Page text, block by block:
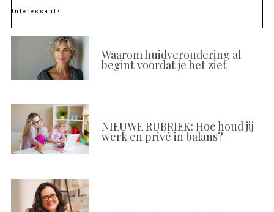
Interessant?
Waarom huidveroudering al
begint voordat je het ziet
NIEUWE RUBRIEK: Hoe houd jij
werk en privé in balans?